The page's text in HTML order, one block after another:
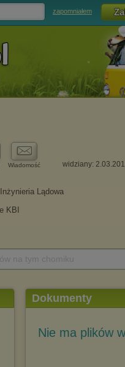
zapomniałem
Wiadomość widziany:
Dokumenty
Nie ma plików